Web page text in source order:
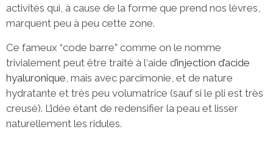
activités qui, à cause de la forme que prend nos lèvres,
marquent peu à peu cette zone.
Ce fameux “code barre” comme on le nomme
trivialement peut être traité à l‘aide d’injection d’acide
hyaluronique , mais avec parcimonie, et de nature
hydratante et très peu volumatrice (sauf si le pli est très
creusé). L’idée étant de redensifier la peau et lisser
naturellement les ridules.